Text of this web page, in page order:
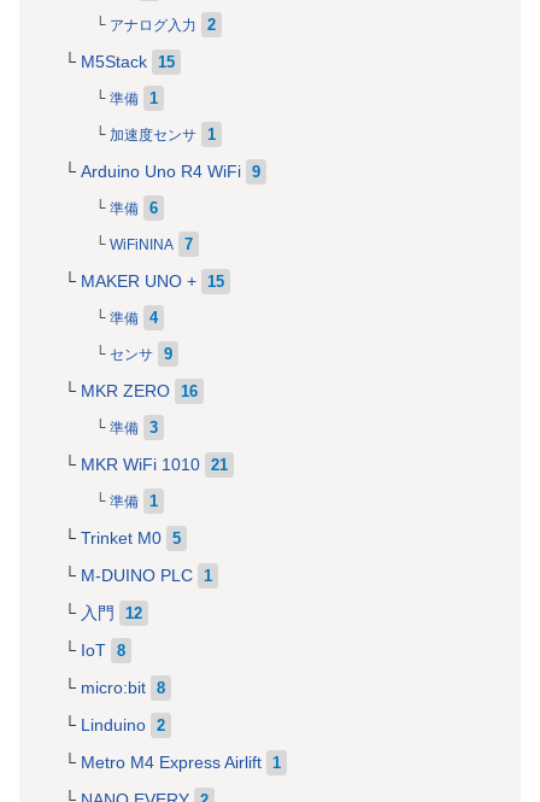
アナログ入力 2
M5Stack 15
準備 1
加速度センサ 1
Arduino Uno R4 WiFi 9
準備 6
WiFiNINA 7
MAKER UNO + 15
準備 4
センサ 9
MKR ZERO 16
準備 3
MKR WiFi 1010 21
準備 1
Trinket M0 5
M-DUINO PLC 1
入門 12
IoT 8
micro:bit 8
Linduino 2
Metro M4 Express Airlift 1